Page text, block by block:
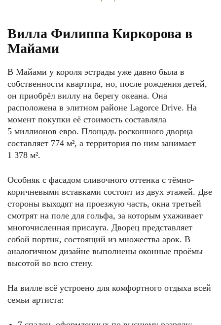
Вилла Филиппа Киркорова в
Майами
В Майами у короля эстрады уже давно была в
собственности квартира, но, после рождения детей,
он приобрёл виллу на берегу океана. Она
расположена в элитном районе Lagorce Drive. На
момент покупки её стоимость составляла
5 миллионов евро. Площадь роскошного дворца
составляет 774 м², а территория по ним занимает
1 378 м².
Особняк с фасадом сливочного оттенка с тёмно-
коричневыми вставками состоит из двух этажей. Две
стороны выходят на проезжую часть, окна третьей
смотрят на поле для гольфа, за которым ухаживает
многочисленная прислуга. Дворец представляет
собой портик, состоящий из множества арок. В
аналогичном дизайне выполнены оконные проёмы
высотой во всю стену.
На вилле всё устроено для комфортного отдыха всей
семьи артиста: